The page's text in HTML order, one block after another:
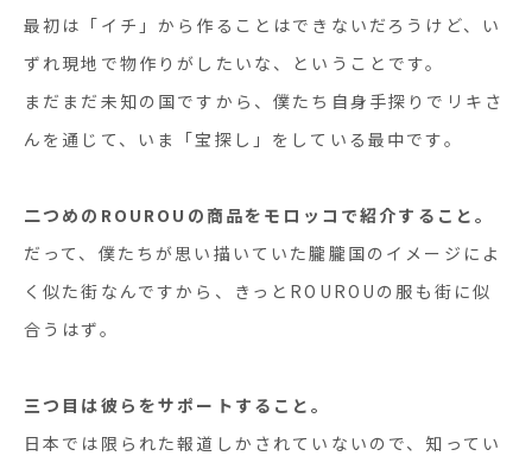
最初は「イチ」から作ることはできないだろうけど、い
ずれ現地で物作りがしたいな、ということです。
まだまだ未知の国ですから、僕たち自身手探りでリキさ
んを通じて、いま「宝探し」をしている最中です。
二つめの ROUROU の商品をモロッコで紹介すること。
だって、僕たちが思い描いていた朧朧国のイメージによ
く似た街なんですから、きっと ROUROU の服も街に似
合うはず。
三つ目は彼らをサポートすること。
日本では限られた報道しかされていないので、知ってい